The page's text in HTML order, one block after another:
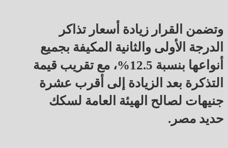
وتضمن القرار زيادة أسعار تذاكر
الدرجة الأولى والثانية المكيفة بجميع
أنواعها بنسبة 12.5%، مع تقريب قيمة
التذكرة بعد الزيادة إلى أقرب عشرة
جنيهات لصالح الهيئة العامة لسكك
حديد مصر.